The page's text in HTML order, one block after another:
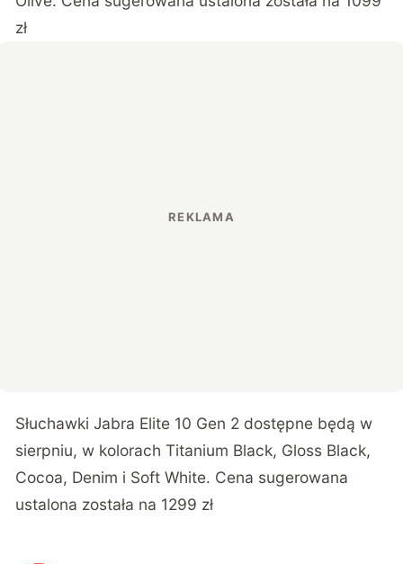
zł
Słuchawki Jabra Elite 10 Gen 2 dostępne będą w
sierpniu, w kolorach Titanium Black, Gloss Black,
Cocoa, Denim i Soft White. Cena sugerowana
ustalona została na 1299 zł